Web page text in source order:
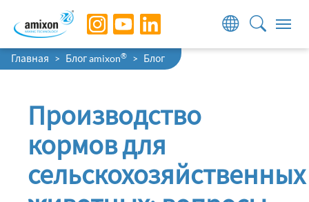
Skip to main navigation
Skip to main content
Skip to page footer
You are here:
Главная Блог amixon® Блог
Производство
кормов для
сельскохозяйственных